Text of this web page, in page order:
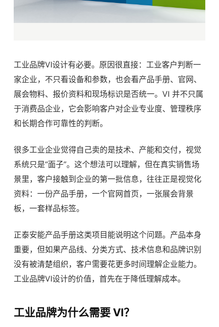
工业品牌VI设计有必要。原因很直接：工业客户判断一
家企业，不只看设备和参数，也会看产品手册、官网、
展会物料、报价资料和现场标识是否统一。VI 并不只属
于消费品企业，它会影响客户对企业专业度、管理秩序
和长期合作可靠性的判断。
很多工业企业觉得自己卖的是技术、产能和交付，视觉
系统只是“面子”。这个想法可以理解，但在真实销售场
景里，客户接触到企业的第一批信息，往往正是视觉化
资料：一份产品手册，一个官网首页，一张展会背景
板，一套样品标签。
正泰安能产品手册这类项目能说明这个问题。产品本身
重要，但如果产品线、分类方式、技术信息和品牌识别
没有被清楚组织，客户需要花更多时间理解企业能力。
工业品牌VI设计的价值，首先在于降低理解成本。
工业品牌为什么需要 VI？